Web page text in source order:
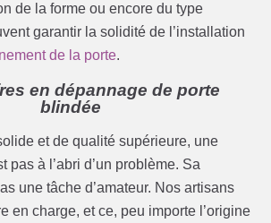
de la forme ou encore du type
garantir la solidité de l’installation
de la porte.
en dépannage de porte
blindée
et de qualité supérieure, une
pas à l’abri d’un problème. Sa
une tâche d’amateur. Nos artisans
en charge, et ce, peu importe l’origine